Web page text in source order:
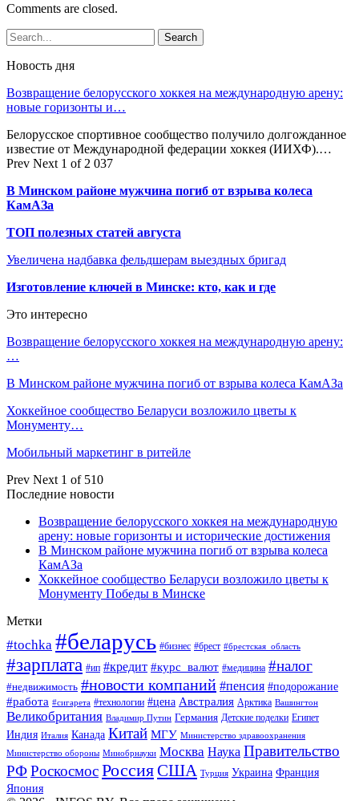
Comments are closed.
Новость дня
Возвращение белорусского хоккея на международную арену:
новые горизонты и…
Белорусское спортивное сообщество получило долгожданное
известие от Международной федерации хоккея (ИИХФ).…
Prev Next 1 of 2 037
В Минском районе мужчина погиб от взрыва колеса
КамАЗа
ТОП полезных статей августа
Увеличена надбавка фельдшерам выездных бригад
Изготовление ключей в Минске: кто, как и где
Это интересно
Возвращение белорусского хоккея на международную арену:
…
В Минском районе мужчина погиб от взрыва колеса КамАЗа
Хоккейное сообщество Беларуси возложило цветы к
Монументу…
Мобильный маркетинг в ритейле
Prev Next 1 of 510
Последние новости
Возвращение белорусского хоккея на международную
арену: новые горизонты и исторические достижения
В Минском районе мужчина погиб от взрыва колеса
КамАЗа
Хоккейное сообщество Беларуси возложило цветы к
Монументу Победы в Минске
Метки
#tochka #беларусь #бизнес #брест #брестская_область
#зарплата #ип #кредит #курс_валют #медицина #налог
#недвижимость #новости компаний #пенсия #подорожание
#работа #сигарета #технологии #цена Австралия Арктика Вашингтон
Великобритания Владимир Путин Германия Детские поделки Египет
Индия Италия Канада Китай МГУ Министерство здравоохранения
Министерство обороны Минобрнауки Москва Наука Правительство
РФРоскосмосРоссияСША Турция Украина Франция
Япония